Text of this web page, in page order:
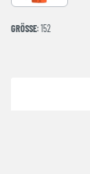
GRÖSSE : 152